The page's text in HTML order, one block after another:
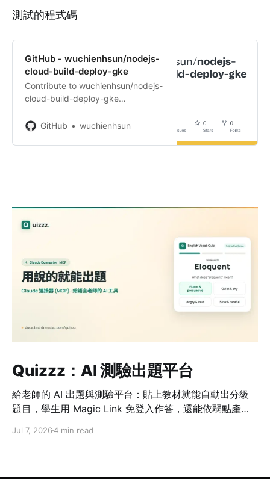
測試的程式碼
GitHub - wuchienhsun/nodejs-
cloud-build-deploy-gke
Contribute to wuchienhsun/nodejs-
cloud-build-deploy-gke
account on GitHub.
GitHub wuchienhsun
Quizzz：AI 測驗出題平台
給老師的 AI 出題與測驗平台：貼上教材就能自動出分級
題目，學生用 Magic Link 免登入作答，還能依弱點產生
Jul 7, 20264 min read